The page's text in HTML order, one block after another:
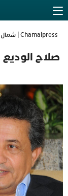
Chamalpress | شمال بريس
صلاح الوديع